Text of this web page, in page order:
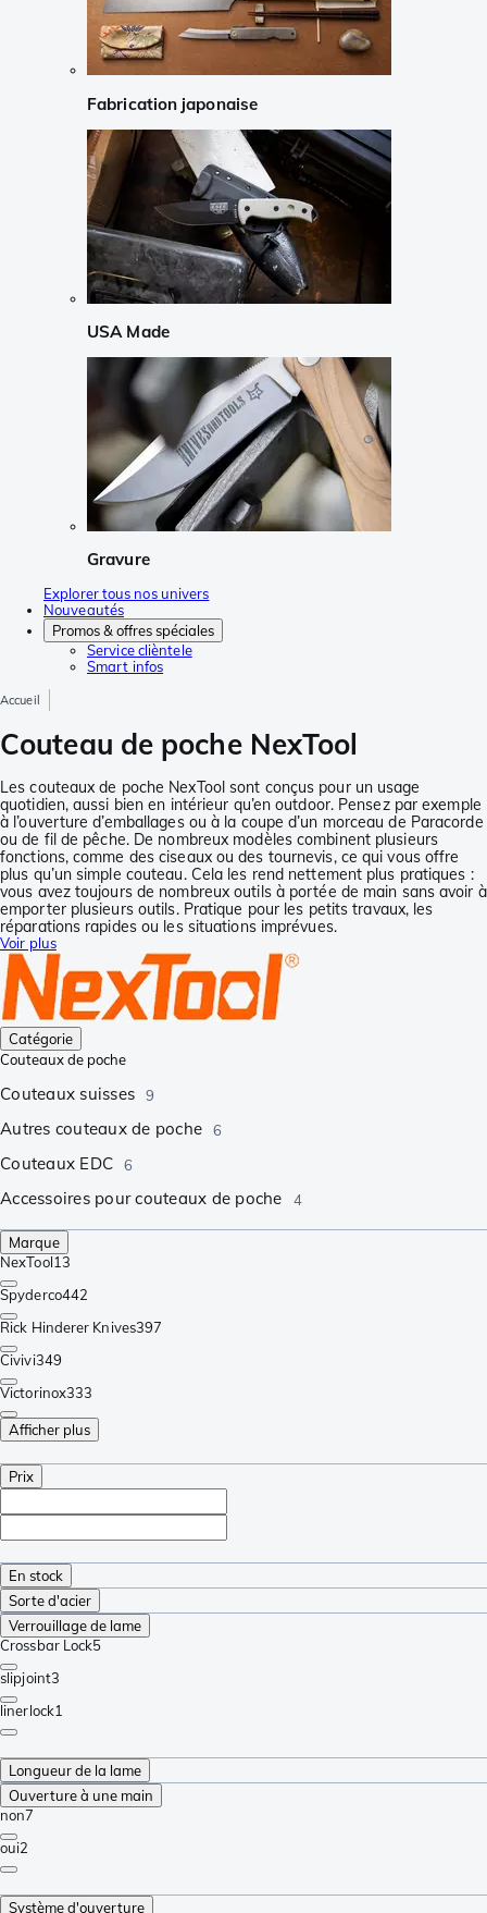
Fabrication japonaise
USA Made
Gravure
Explorer tous nos univers
Nouveautés
Promos & offres spéciales
Service clièntele
Smart infos
Accueil
Couteau de poche NexTool
Les couteaux de poche NexTool sont conçus pour un usage
quotidien, aussi bien en intérieur qu’en outdoor. Pensez par exemple
à l’ouverture d’emballages ou à la coupe d’un morceau de Paracorde
ou de fil de pêche. De nombreux modèles combinent plusieurs
fonctions, comme des ciseaux ou des tournevis, ce qui vous offre
plus qu’un simple couteau. Cela les rend nettement plus pratiques :
vous avez toujours de nombreux outils à portée de main sans avoir à
emporter plusieurs outils. Pratique pour les petits travaux, les
réparations rapides ou les situations imprévues.
Voir plus
Catégorie
Couteaux de poche
Couteaux suisses 9
Autres couteaux de poche 6
Couteaux EDC 6
Accessoires pour couteaux de poche 4
Marque
NexTool13
Spyderco442
Rick Hinderer Knives397
Civivi349
Victorinox333
Afficher plus
Prix
En stock
Sorte d'acier
Verrouillage de lame
Crossbar Lock5
slipjoint3
linerlock1
Longueur de la lame
Ouverture à une main
non7
oui2
Système d'ouverture